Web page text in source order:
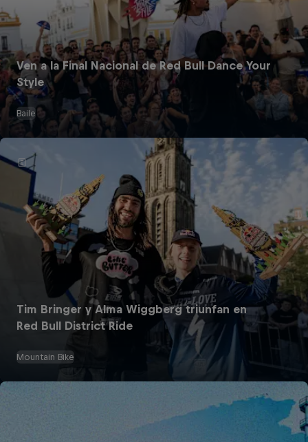
Ven a la Final Nacional de Red Bull Dance Your
Style
Baile
Tim Bringer y Alma Wiggberg triunfan en
Red Bull District Ride
Mountain Bike